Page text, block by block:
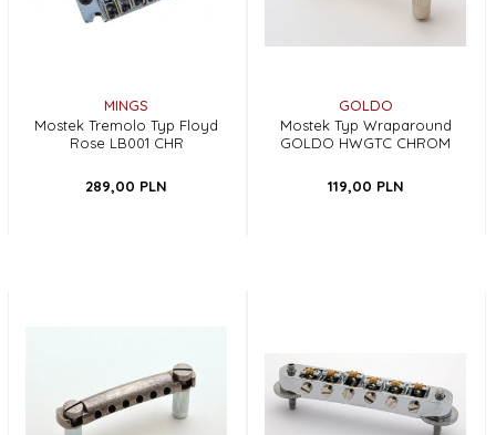
MINGS
Mostek Tremolo Typ Floyd
Rose LB001 CHR
289,00 PLN
GOLDO
Mostek Typ Wraparound
GOLDO HWGTC CHROM
119,00 PLN